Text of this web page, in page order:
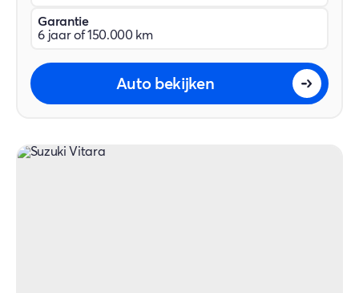
Garantie
6 jaar of 150.000 km
Auto bekijken